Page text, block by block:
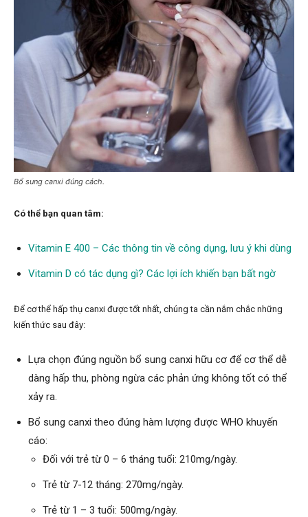
Bổ sung canxi đúng cách.
Có thể bạn quan tâm:
Vitamin E 400 – Các thông tin về công dụng, lưu ý khi dùng
Vitamin D có tác dụng gì? Các lợi ích khiến bạn bất ngờ
Để cơ thể hấp thụ canxi được tốt nhất, chúng ta cần nắm chắc những
kiến thức sau đây:
Lựa chọn đúng nguồn bổ sung canxi hữu cơ để cơ thể dễ
dàng hấp thu, phòng ngừa các phản ứng không tốt có thể
xảy ra.
Bổ sung canxi theo đúng hàm lượng được WHO khuyến
cáo:
Đối với trẻ từ 0 – 6 tháng tuổi: 210mg/ngày.
Trẻ từ 7-12 tháng: 270mg/ngày.
Trẻ từ 1 – 3 tuổi: 500mg/ngày.